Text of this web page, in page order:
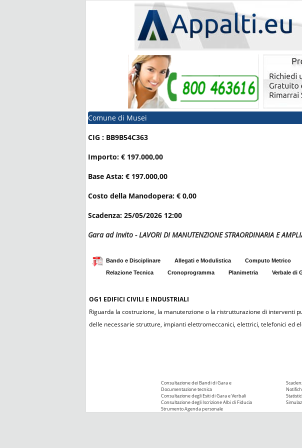
Comune di Musei
CIG : BB9B54C363
Importo: € 197.000,00
Base Asta: € 197.000,00
Costo della Manodopera: € 0,00
Scadenza: 25/05/2026 12:00
Gara ad Invito - LAVORI DI MANUTENZIONE STRAORDINARIA E
Bando e Disciplinare Allegati e Modulistica Computo Metrico
Relazione Tecnica
Cronoprogramma Planimetria Verbale di
OG1 EDIFICI CIVILI E INDUSTRIALI
Riguarda la costruzione, la manutenzione o la ristrutturazione di interventi
delle necessarie strutture, impianti elettromeccanici, elettrici, telefonici ed
Consultazione dei Bandi di Gara e
Documentazione tecnica
Consultazione degli Esiti di Gara e Verbali
Consultazione degli Iscrizione Albi di Fiducia
Strumento Agenda personale